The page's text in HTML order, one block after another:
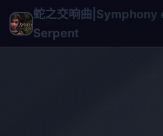
蛇之交响曲|Symphony
Serpent